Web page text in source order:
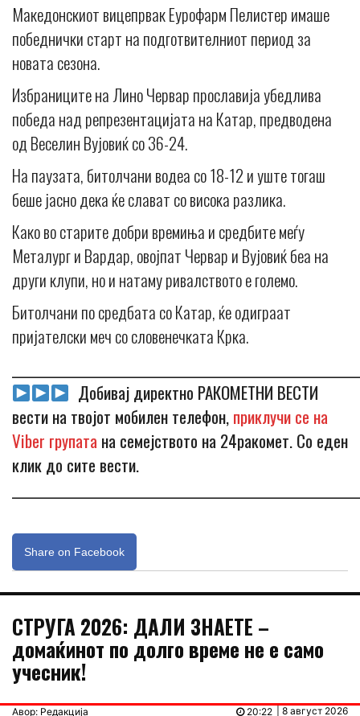
Македонскиот вицепрвак Еурофарм Пелистер имаше
победнички старт на подготвителниот период за
новата сезона.
Избраниците на Лино Червар прославија убедлива
победа над репрезентацијата на Катар, предводена
од Веселин Вујовиќ со 36-24.
На паузата, битолчани водеа со 18-12 и уште тогаш
беше јасно дека ќе слават со висока разлика.
Како во старите добри времиња и средбите меѓу
Металург и Вардар, овојпат Червар и Вујовиќ беа на
други клупи, но и натаму ривалството е големо.
Битолчани по средбата со Катар, ќе одиграат
пријателски меч со словенечката Крка.
Добивај директно РАКОМЕТНИ ВЕСТИ
вести на твојот мобилен телефон,приклучи се на
Viber групата на семејството на 24ракомет. Со еден
клик до сите вести.
Share on Facebook
СТРУГА 2026: ДАЛИ ЗНАЕТЕ –
домаќинот по долго време не е само
учесник!
Авор: Редакција | 8 август 2026
20:22